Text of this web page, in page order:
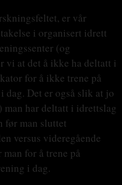
er vår
i organisert idrett
(og
vi at det å ikke ha deltatt i
for å ikke trene på
dag. Det er også slik at jo
man har deltatt i idrettslag
før man sluttet
versus videregående
for å trene på
i dag.